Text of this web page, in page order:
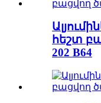
հեշտ
202 B64